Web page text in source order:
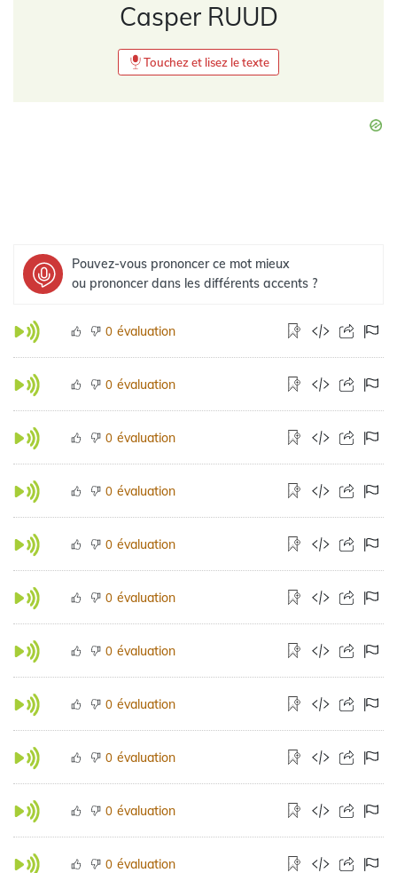
Casper RUUD
Touchez et lisez le texte
Pouvez-vous prononcer ce mot mieux
ou prononcer dans les différents accents ?
0 évaluation
0 évaluation
0 évaluation
0 évaluation
0 évaluation
0 évaluation
0 évaluation
0 évaluation
0 évaluation
0 évaluation
0 évaluation